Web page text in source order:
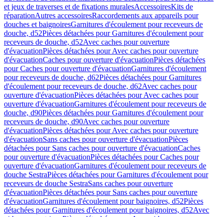
et jeux de traverses et de fixations muralesAccessoiresKits de
réparationAutres accessoiresRaccordements aux appareils pour
douches et baignoiresGarnitures d'écoulement pour receveurs de
douche, d52Pièces détachées pour Garnitures d'écoulement pour
receveurs de douche, d52Avec caches pour ouverture
d'évacuationPièces détachées pour Avec caches pour ouverture
d'évacuationCaches pour ouverture d'évacuationPièces détachées
pour Caches pour ouverture d'évacuationGarnitures d'écoulement
pour receveurs de douche, d62Pièces détachées pour Garnitures
d'écoulement pour receveurs de douche, d62Avec caches pour
ouverture d'évacuationPièces détachées pour Avec caches pour
ouverture d'évacuationGarnitures d'écoulement pour receveurs de
douche, d90Pièces détachées pour Garnitures d'écoulement pour
receveurs de douche, d90Avec caches pour ouverture
d'évacuationPièces détachées pour Avec caches pour ouverture
d'évacuationSans caches pour ouverture d'évacuationPièces
détachées pour Sans caches pour ouverture d'évacuationCaches
pour ouverture d'évacuationPièces détachées pour Caches pour
ouverture d'évacuationGarnitures d'écoulement pour receveurs de
douche SestraPièces détachées pour Garnitures d'écoulement pour
receveurs de douche SestraSans caches pour ouverture
d'évacuationPièces détachées pour Sans caches pour ouverture
d'évacuationGarnitures d'écoulement pour baignoires, d52Pièces
détachées pour Garnitures d'écoulement pour baignoires, d52Avec